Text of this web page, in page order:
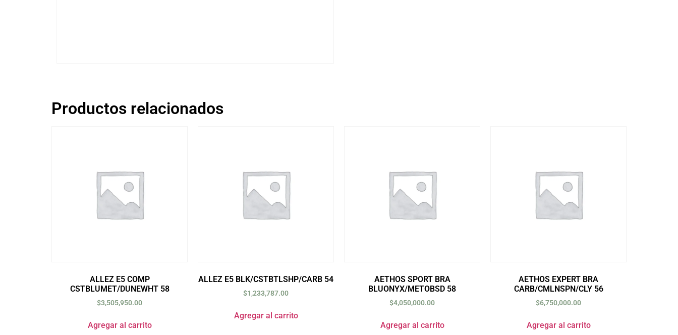
Productos relacionados
ALLEZ E5 COMP
CSTBLUMET/DUNEWHT 58
$3,505,950.00
Agregar al carrito
ALLEZ E5 BLK/CSTBTLSHP/CARB 54
$1,233,787.00
Agregar al carrito
AETHOS SPORT BRA
BLUONYX/METOBSD 58
$4,050,000.00
Agregar al carrito
AETHOS EXPERT BRA
CARB/CMLNSPN/CLY 56
$6,750,000.00
Agregar al carrito